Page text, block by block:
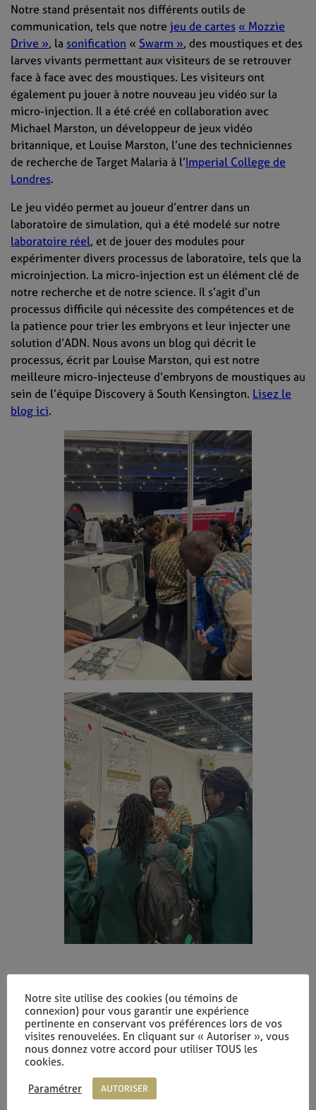
Notre stand présentait nos différents outils de
communication, tels que notre jeu de cartes « Mozzie
Drive », la sonification « Swarm », des moustiques et des
larves vivants permettant aux visiteurs de se retrouver
face à face avec des moustiques. Les visiteurs ont
également pu jouer à notre nouveau jeu vidéo sur la
micro-injection. Il a été créé en collaboration avec
Michael Marston, un développeur de jeux vidéo
britannique, et Louise Marston, l’une des techniciennes
de recherche de Target Malaria à l’Imperial College de
Londres.
Le jeu vidéo permet au joueur d’entrer dans un
laboratoire de simulation, qui a été modelé sur notre
laboratoire réel, et de jouer des modules pour
expérimenter divers processus de laboratoire, tels que la
microinjection. La micro-injection est un élément clé de
notre recherche et de notre science. Il s’agit d’un
processus difficile qui nécessite des compétences et de
la patience pour trier les embryons et leur injecter une
solution d’ADN. Nous avons un blog qui décrit le
processus, écrit par Louise Marston, qui est notre
meilleure micro-injecteuse d’embryons de moustiques au
sein de l’équipe Discovery à South Kensington. Lisez le
blog ici.
(Left) Visitors playing the card game. (Right)
“C’était une excellente occasion pour nous d’atteindre un
nouveau public qui nous a beaucoup soutenus et qui a été
émerveillé par notre travail !” – Divine Dzokoto
Nous avons également présenté nos nouvelles chemises,
dont le motif s’inspire d’un motif africain traditionnel.
newsletter
Notre site utilise des cookies (ou témoins de
connexion) pour vous garantir une expérience
pertinente en conservant vos préférences lors de vos
visites renouvelées. En cliquant sur « Autoriser », vous
nous donnez votre accord pour utiliser TOUS les
cookies.
Paramétrer
AUTORISER